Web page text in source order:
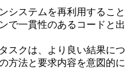
システムを再利用すること
で一貫性のあるコードと出
スクは、より良い結果につ
方法と要求内容を意図的に